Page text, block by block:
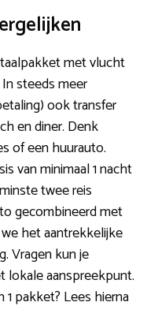
met vlucht
steeds meer
ook transfer
en diner. Denk
of een huurauto.
van minimaal 1 nacht
twee reis
gecombineerd met
het aantrekkelijke
Vragen kun je
lokale aanspreekpunt.
pakket? Lees hierna